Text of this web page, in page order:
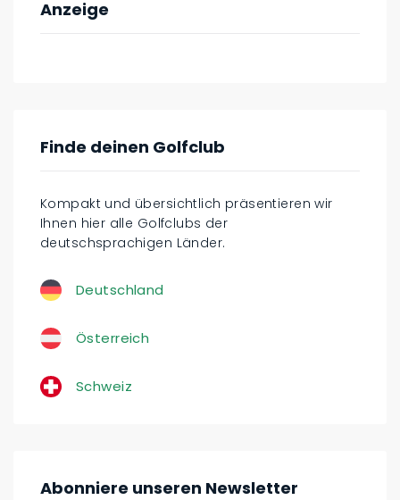
Anzeige
Finde deinen Golfclub
Kompakt und übersichtlich präsentieren wir
Ihnen hier alle Golfclubs der
deutschsprachigen Länder.
Deutschland
Österreich
Schweiz
Abonniere unseren Newsletter